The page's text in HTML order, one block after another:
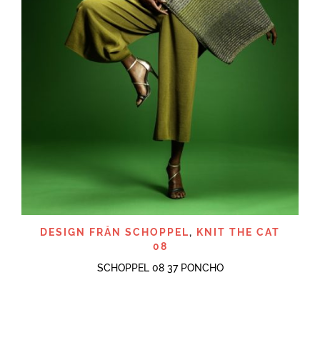
DESIGN FRÅN SCHOPPEL,
KNIT THE CAT
08
SCHOPPEL 08 37 PONCHO